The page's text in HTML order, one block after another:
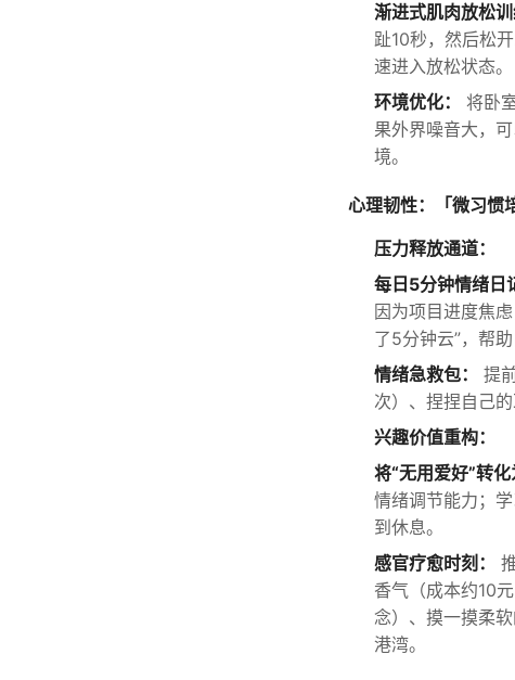
渐进式肌肉放松训
趾10秒，然后松
速进入放松状态。
环境优化：
将卧
果外界噪音大，
境。
心理韧性：「微习惯
压力释放通道：
每日5分钟情绪日
因为项目进度焦
了5分钟云”，帮
情绪急救包：
提
次）、捏捏自己
兴趣价值重构：
将“无用爱好”转化
情绪调节能力；
到休息。
感官疗愈时刻：
香气（成本约10
念）、摸一摸柔
港湾。